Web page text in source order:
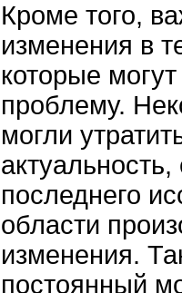
Кроме того,
изменения в
которые
проблему.
могли
последнего
области
изменения.
постоянный